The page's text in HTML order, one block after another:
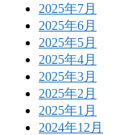
2025年7月
2025年6月
2025年5月
2025年4月
2025年3月
2025年2月
2025年1月
2024年12月